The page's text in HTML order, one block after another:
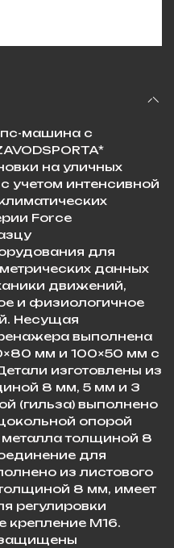
машина с
на уличных
учетом интенсивной
Force
для
данных
движений,
и физиологичное
Несущая
выполнена
мм и 100×50 мм с
изготовлены из
8 мм, 5 мм и 3
(гильза) выполнено
опорой
металла толщиной 8
для
из листового
8 мм, имеет
регулировки
крепление М16.
защищены